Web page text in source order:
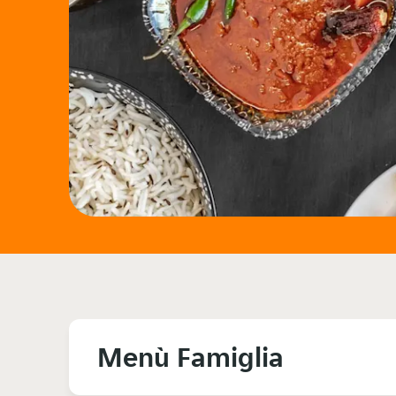
Menù Famiglia